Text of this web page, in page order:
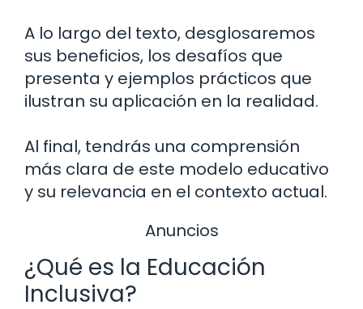
A lo largo del texto, desglosaremos
sus beneficios, los desafíos que
presenta y ejemplos prácticos que
ilustran su aplicación en la realidad.
Al final, tendrás una comprensión
más clara de este modelo educativo
y su relevancia en el contexto actual.
Anuncios
¿Qué es la Educación
Inclusiva?